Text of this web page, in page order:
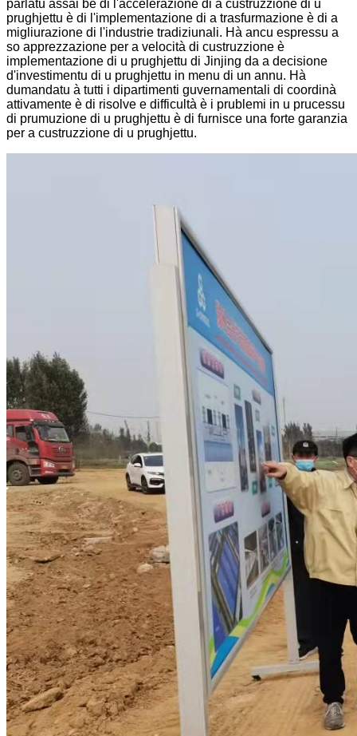
parlatu assai bè di l'accelerazione di a custruzzione di u
prughjettu è di l'implementazione di a trasfurmazione è di a
migliurazione di l'industrie tradiziunali. Hà ancu espressu a
so apprezzazione per a velocità di custruzzione è
implementazione di u prughjettu di Jinjing da a decisione
d'investimentu di u prughjettu in menu di un annu. Hà
dumandatu à tutti i dipartimenti guvernamentali di coordinà
attivamente è di risolve e difficultà è i prublemi in u prucessu
di prumuzione di u prughjettu è di furnisce una forte garanzia
per a custruzzione di u prughjettu.